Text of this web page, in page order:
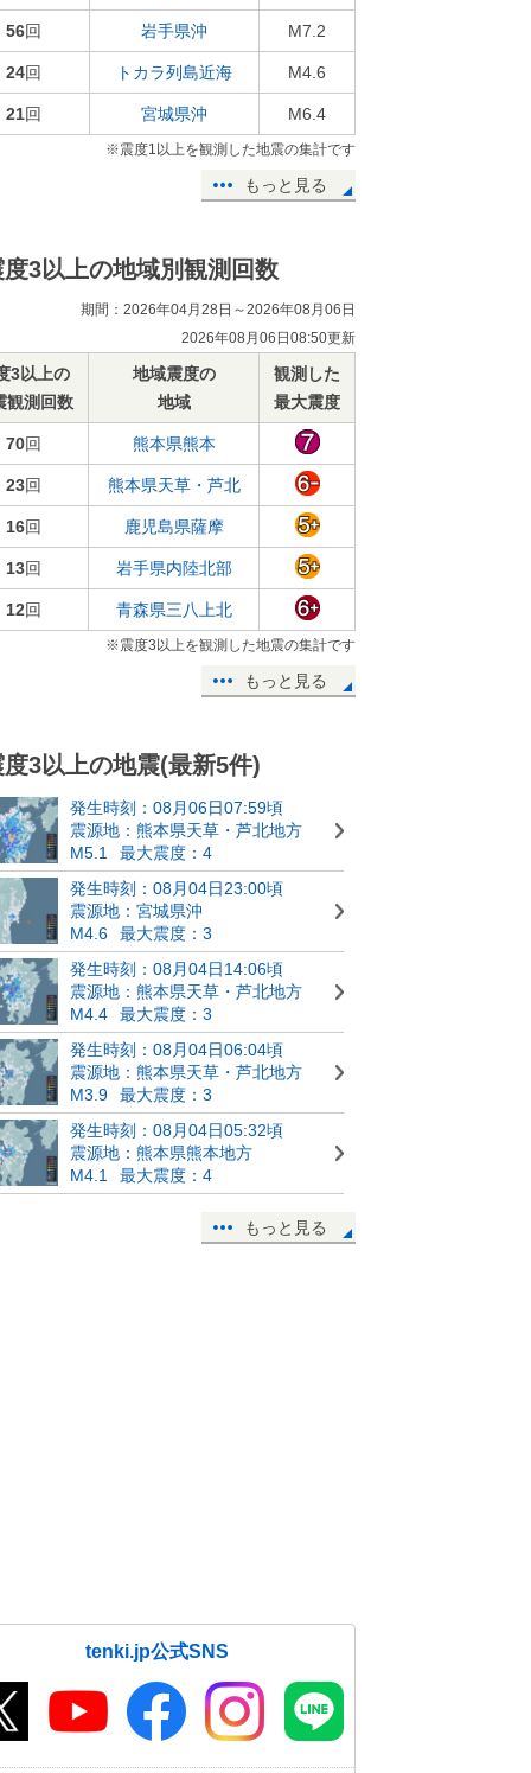
56回 岩手県沖 M7.2
24回 トカラ列島近海 M4.6
21回 宮城県沖 M6.4
※震度1以上を観測した地震の集計です
もっと見る
度3以上の地域別観測回数
期間：2026年04月28日～2026年08月06日
2026年08月06日08:50更新
3以上の
観測回数
地域震度の
地域
観測した
最大震度
70回 熊本県熊本
23回 熊本県天草・芦北
16回 鹿児島県薩摩
13回 岩手県内陸北部
12回 青森県三八上北
※震度3以上を観測した地震の集計です
もっと見る
度3以上の地震(最新5件)
発生時刻：08月06日07:59頃
震源地：熊本県天草・芦北地方
M5.1
最大震度：4
発生時刻：08月04日23:00頃
震源地：宮城県沖
M4.6
最大震度：3
発生時刻：08月04日14:06頃
震源地：熊本県天草・芦北地方
M4.4
最大震度：3
発生時刻：08月04日06:04頃
震源地：熊本県天草・芦北地方
M3.9
最大震度：3
発生時刻：08月04日05:32頃
震源地：熊本県熊本地方
M4.1
最大震度：4
もっと見る
tenki.jp公式SNS